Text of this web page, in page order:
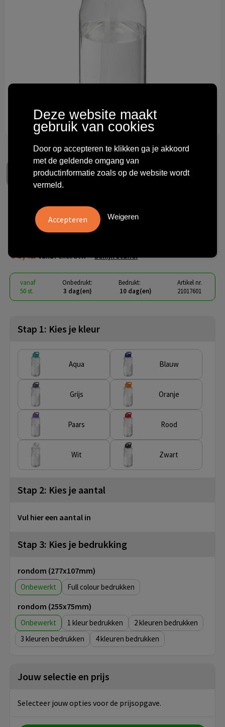
Technologie & gadgets
Themageschenken
H2O Active® Big Base 1 l
drinkfles met tuitdeksel
€ 3,42 vanafexcl. btw - bekijk staffel
vanaf
50 st.
Onbedrukt:
3 dag(en)
Bedrukt:
10 dag(en)
Artikel nr.
21017601
Stap 1: Kies je kleur
Aqua Blauw
Grijs Oranje
Paars Rood
Wit Zwart
Stap 2: Kies je aantal
Vul hier een aantal in
Stap 3: Kies je bedrukking
rondom (277x107mm)
Onbewerkt Full colour
rondom (255x75mm)
Onbewerkt 1
2
3
4
Jouw selectie en prijs
Selecteer jouw opties voor de prijsopgave.
Deze website maakt
gebruik van cookies
Door op accepteren te klikken ga je akkoord
met de geldende omgang van
productinformatie zoals op de website wordt
vermeld.
Weigeren